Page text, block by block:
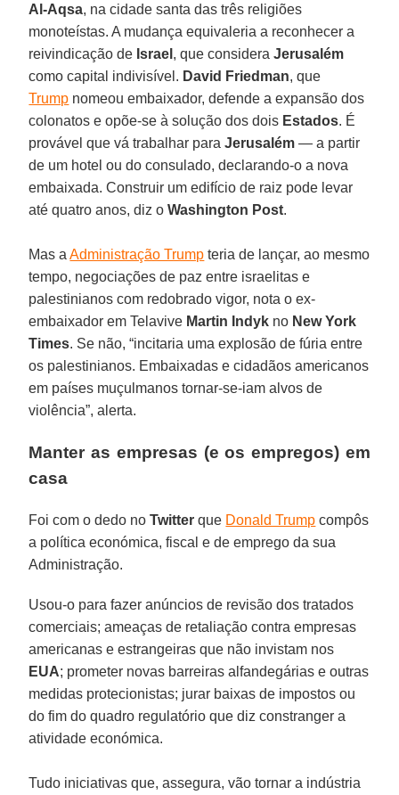
Al-Aqsa, na cidade santa das três religiões
monoteístas. A mudança equivaleria a reconhecer a
reivindicação de Israel , que consideraJerusalém
como capital indivisível. David Friedman, que
Trump nomeou embaixador, defende a expansão dos
colonatos e opõe-se à solução dos dois Estados. É
provável que vá trabalhar paraJerusalém — a partir
de um hotel ou do consulado, declarando-o a nova
embaixada. Construir um edifício de raiz pode levar
até quatro anos, diz oWashington Post.
Mas aAdministração Trump teria de lançar, ao mesmo
tempo, negociações de paz entre israelitas e
palestinianos com redobrado vigor, nota o ex-
embaixador em Telavive Martin Indyk no New York
Times. Se não, “incitaria uma explosão de fúria entre
os palestinianos. Embaixadas e cidadãos americanos
em países muçulmanos tornar-se-iam alvos de
violência”, alerta.
Manter as empresas (e os empregos) em
casa
Foi com o dedo noTwitter que Donald Trump compôs
a política económica, fiscal e de emprego da sua
Administração.
Usou-o para fazer anúncios de revisão dos tratados
comerciais; ameaças de retaliação contra empresas
americanas e estrangeiras que não invistam nos
EUA; prometer novas barreiras alfandegárias e outras
medidas protecionistas; jurar baixas de impostos ou
do fim do quadro regulatório que diz constranger a
atividade económica.
Tudo iniciativas que, assegura, vão tornar a indústria